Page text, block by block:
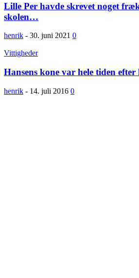
Lille Per havde skrevet noget
skolen…
henrik - 30. juni 2021 0
Vittigheder
Hansens kone var hele tiden
henrik - 14. juli 2016 0